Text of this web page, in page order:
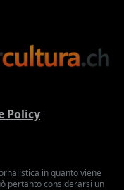
Policy
in quanto viene
pertanto considerarsi un